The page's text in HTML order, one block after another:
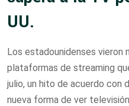
UU.
Los estadounidenses vieron
plataformas de streaming
julio, un hito de acuerdo con
nueva forma de ver